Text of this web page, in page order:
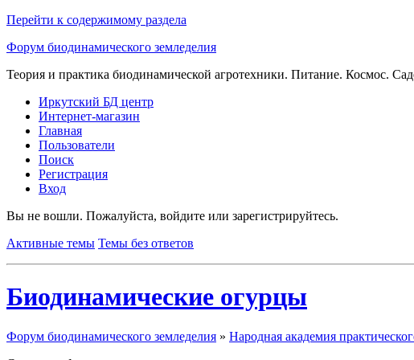
Перейти к содержимому раздела
Форум биодинамического земледелия
Теория и практика биодинамической агротехники. Питание. Космос.
Иркутский БД центр
Интернет-магазин
Главная
Пользователи
Поиск
Регистрация
Вход
Вы не вошли. Пожалуйста, войдите или зарегистрируйтесь.
Активные темы Темы без ответов
Биодинамические огурцы
Форум биодинамического земледелия » Народная академия